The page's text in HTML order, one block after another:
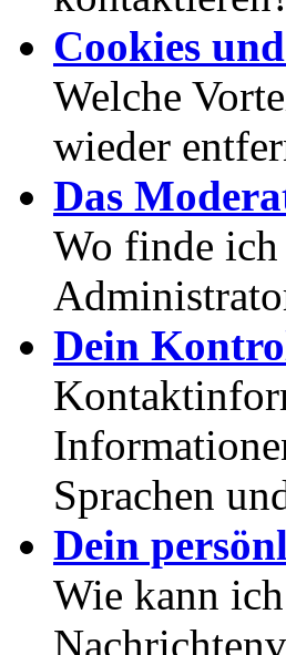
Cookies
Welche
wieder
Das
Wo finde
Dein
Sprachen
Dein
Wie kann